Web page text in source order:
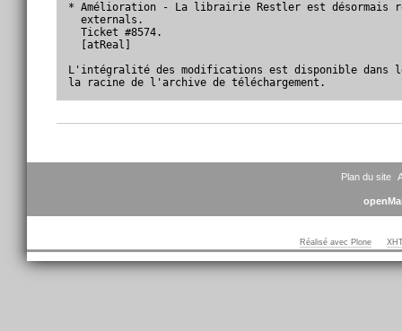
* Amélioration - La librairie Restler est désormais
  externals.
  Ticket #8574.
  [atReal]
L'intégralité des modifications est disponible dans
la racine de l'archive de téléchargement.
document
Plan du site
Réalisé avec Plone